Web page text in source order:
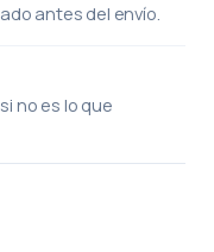
antes del envío.
no es lo que